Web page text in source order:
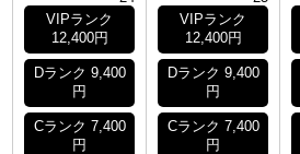
VIPランク
12,400円
Dランク 9,400
円
Cランク 7,400
円
VIPランク
12,400円
Dランク 9,400
円
Cランク 7,400
円